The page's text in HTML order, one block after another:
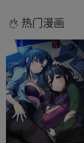
热门漫画